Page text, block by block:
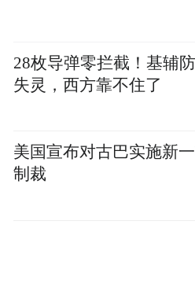
28枚导弹零拦截！基辅
失灵，西方靠不住了
美国宣布对古巴实施新
制裁